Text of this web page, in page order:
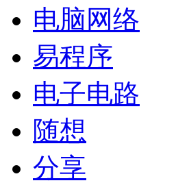
电脑网络
易程序
电子电路
随想
分享